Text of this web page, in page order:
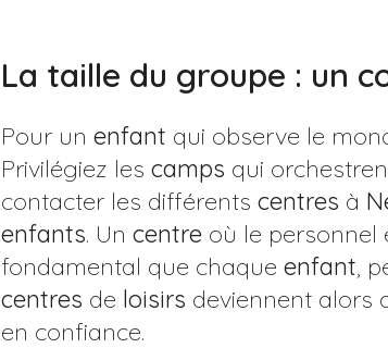
La taille du groupe : un
Pour un enfant qui observe le
Privilégiez les camps qui
contacter les différents centres à
enfants. Un centre où le personnel
fondamental que chaque enfant,
centres de loisirs deviennent alors
en confiance.